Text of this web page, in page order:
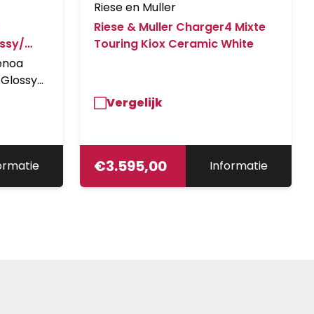
Swell
HD
Riese en Muller
Riese & Muller Charger4 Mixte
Touring Kiox Ceramic White
Vergelijk
€3.595,00 Informatie